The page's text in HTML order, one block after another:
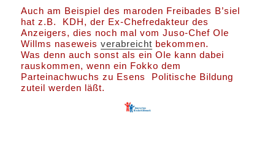
Auch am Beispiel des maroden Freibades B’siel
hat z.B. KDH, der Ex-Chefredakteur des
Anzeigers, dies noch mal vom Juso-Chef Ole
Willms naseweisverabreicht bekommen.
Was denn auch sonst als ein Ole kann dabei
rauskommen, wenn ein Fokko dem
Parteinachwuchs zu Esens Politische Bildung
zuteil werden läßt.